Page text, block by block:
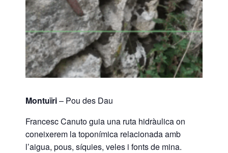
Montuïri– Pou des Dau
Francesc Canuto guia una ruta hidràulica on
coneixerem la toponímica relacionada amb
l’aigua, pous, síquies, veles i fonts de mina.